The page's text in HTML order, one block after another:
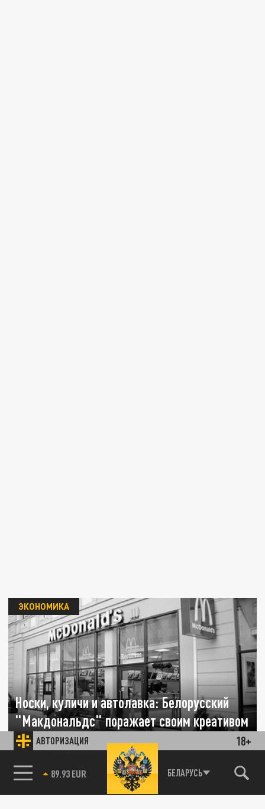
АВТОРИЗАЦИЯ 18+
85.64 BRENT БЕЛАРУСЬ
Носки, куличи и автолавка: Белорусский
"Макдональдс" поражает своим креативом
ЭКОНОМИКА
16 АПРЕЛЯ 13:15
Белорусская реинкарнация ресторанов
"Макдональдс" - Mak.by не перестаёт
удивлять нестандартными